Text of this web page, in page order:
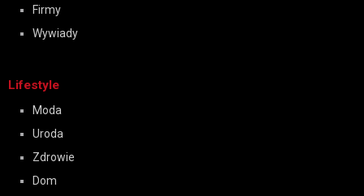
Firmy
Wywiady
Lifestyle
Moda
Uroda
Zdrowie
Dom